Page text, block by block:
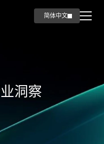
简体中文
洞察